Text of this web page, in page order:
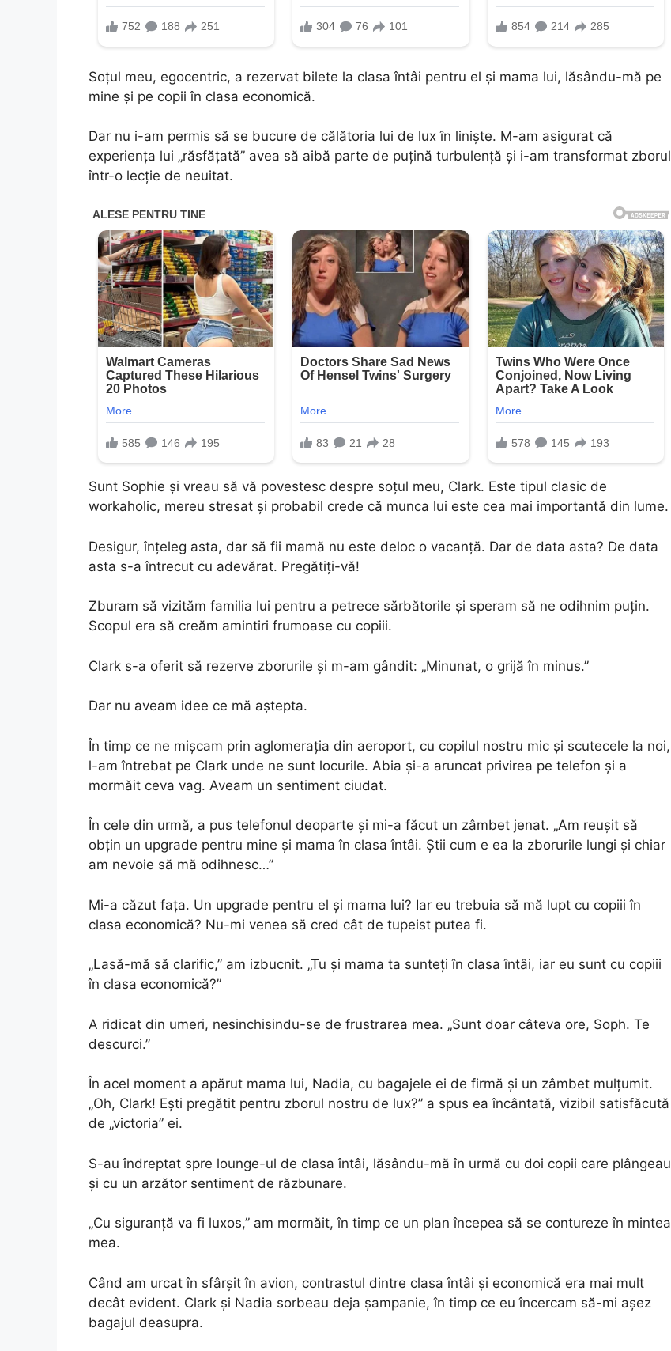
Soțul meu, egocentric, a rezervat bilete la clasa întâi pentru el și mama lui, lăsându-mă pe
mine și pe copii în clasa economică.
Dar nu i-am permis să se bucure de călătoria lui de lux în liniște. M-am asigurat că
experiența lui „răsfățată” avea să aibă parte de puțină turbulență și i-am transformat zborul
într-o lecție de neuitat.
Sunt Sophie și vreau să vă povestesc despre soțul meu, Clark. Este tipul clasic de
workaholic, mereu stresat și probabil crede că munca lui este cea mai importantă din lume.
Desigur, înțeleg asta, dar să fii mamă nu este deloc o vacanță. Dar de data asta? De data
asta s-a întrecut cu adevărat. Pregătiți-vă!
Zburam să vizităm familia lui pentru a petrece sărbătorile și speram să ne odihnim puțin.
Scopul era să creăm amintiri frumoase cu copiii.
Clark s-a oferit să rezerve zborurile și m-am gândit: „Minunat, o grijă în minus.”
Dar nu aveam idee ce mă aștepta.
În timp ce ne mișcam prin aglomerația din aeroport, cu copilul nostru mic și scutecele la noi,
l-am întrebat pe Clark unde ne sunt locurile. Abia și-a aruncat privirea pe telefon și a
mormăit ceva vag. Aveam un sentiment ciudat.
În cele din urmă, a pus telefonul deoparte și mi-a făcut un zâmbet jenat. „Am reușit să
obțin un upgrade pentru mine și mama în clasa întâi. Știi cum e ea la zborurile lungi și chiar
am nevoie să mă odihnesc…”
Mi-a căzut fața. Un upgrade pentru el și mama lui? Iar eu trebuia să mă lupt cu copiii în
clasa economică? Nu-mi venea să cred cât de tupeist putea fi.
„Lasă-mă să clarific,” am izbucnit. „Tu și mama ta sunteți în clasa întâi, iar eu sunt cu copiii
în clasa economică?”
A ridicat din umeri, nesinchisindu-se de frustrarea mea. „Sunt doar câteva ore, Soph. Te
descurci.”
În acel moment a apărut mama lui, Nadia, cu bagajele ei de firmă și un zâmbet mulțumit.
„Oh, Clark! Ești pregătit pentru zborul nostru de lux?” a spus ea încântată, vizibil satisfăcută
de „victoria” ei.
S-au îndreptat spre lounge-ul de clasa întâi, lăsându-mă în urmă cu doi copii care plângeau
și cu un arzător sentiment de răzbunare.
„Cu siguranță va fi luxos,” am mormăit, în timp ce un plan începea să se contureze în mintea
mea.
Când am urcat în sfârșit în avion, contrastul dintre clasa întâi și economică era mai mult
decât evident. Clark și Nadia sorbeau deja șampanie, în timp ce eu încercam să-mi așez
bagajul deasupra.